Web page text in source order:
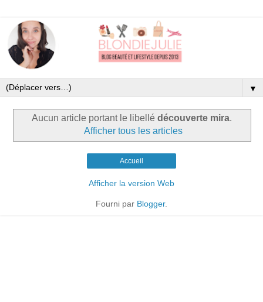
▼
Aucun article portant le libellé découverte mira.
Afficher tous les articles
Accueil
Afficher la version Web
Fourni par Blogger.